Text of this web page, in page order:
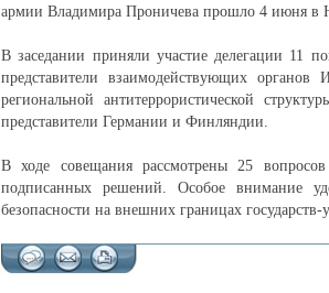
армии Владимира Проничева прошло 4 июня в
В заседании приняли участие делегации 11
представители взаимодействующих
региональной антитеррористической
представители Германии и Финляндии.
В ходе совещания рассмотрены 25
подписанных решений. Особое внимание
безопасности на внешних границах